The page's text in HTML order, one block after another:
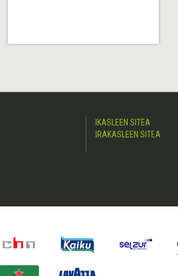
IKASLEEN SITEA
IRAKASLEEN SITEA